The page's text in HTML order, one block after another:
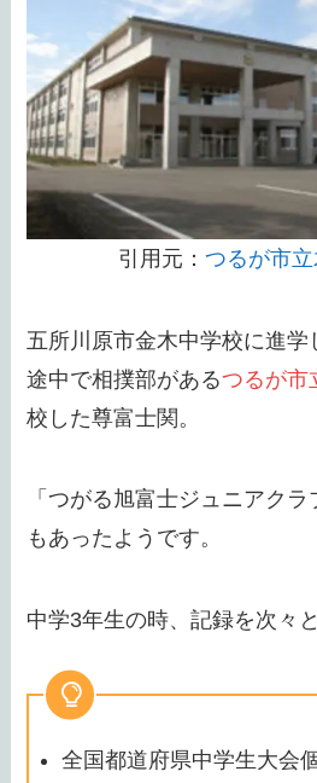
引用元： つるが市
五所川原市金木中学校に進
途中で相撲部があるつるが市
校した尊富士関。
「つがる旭富士ジュニアク
もあったようです。
中学3年生の時、記録を次々
全国都道府県中学生大会